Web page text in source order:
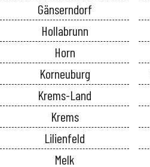
Gänserndorf
Hollabrunn
Horn
Korneuburg
Krems-Land
Krems
Lilienfeld
Melk